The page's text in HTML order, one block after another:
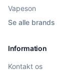
Vapeson
Se alle
Information
Kontakt os